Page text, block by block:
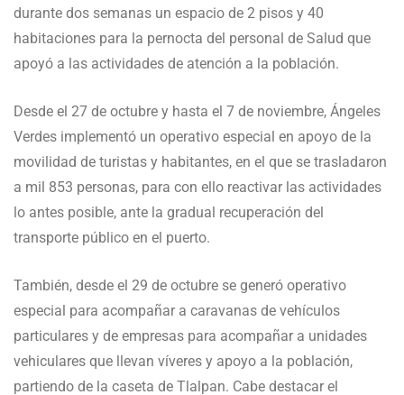
durante dos semanas un espacio de 2 pisos y 40
habitaciones para la pernocta del personal de Salud que
apoyó a las actividades de atención a la población.
Desde el 27 de octubre y hasta el 7 de noviembre, Ángeles
Verdes implementó un operativo especial en apoyo de la
movilidad de turistas y habitantes, en el que se trasladaron
a mil 853 personas, para con ello reactivar las actividades
lo antes posible, ante la gradual recuperación del
transporte público en el puerto.
También, desde el 29 de octubre se generó operativo
especial para acompañar a caravanas de vehículos
particulares y de empresas para acompañar a unidades
vehiculares que llevan víveres y apoyo a la población,
partiendo de la caseta de Tlalpan. Cabe destacar el